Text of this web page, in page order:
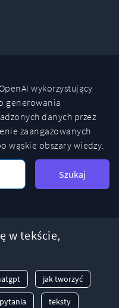
wykorzystujący
generowania
danych przez
zaangażowanych
wąskie obszary wiedzy.
Szukaj
w tekście,
jak tworzyć
teksty